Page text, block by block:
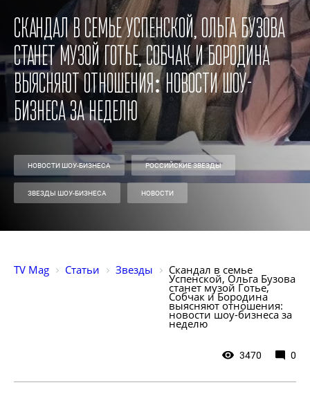
Скандал в семье Успенской, Ольга Бузова
станет музой Готье, Собчак и Бородина
выясняют отношения: новости шоу-
бизнеса за неделю
НОВОСТИ ШОУ-БИЗНЕСА РОССИЙСКИЕ ЗВЕЗДЫ
ЗВЕЗДЫ ШОУ-БИЗНЕСА НОВОСТИ
TV Mag Статьи Звезды Скандал в семье
Успенской, Ольга Бузова
станет музой Готье,
Собчак и Бородина
выясняют отношения:
новости шоу-бизнеса за
неделю
3470 0